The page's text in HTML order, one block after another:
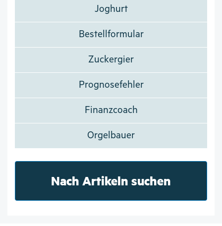
Joghurt
Bestellformular
Zuckergier
Prognosefehler
Finanzcoach
Orgelbauer
Nach Artikeln suchen